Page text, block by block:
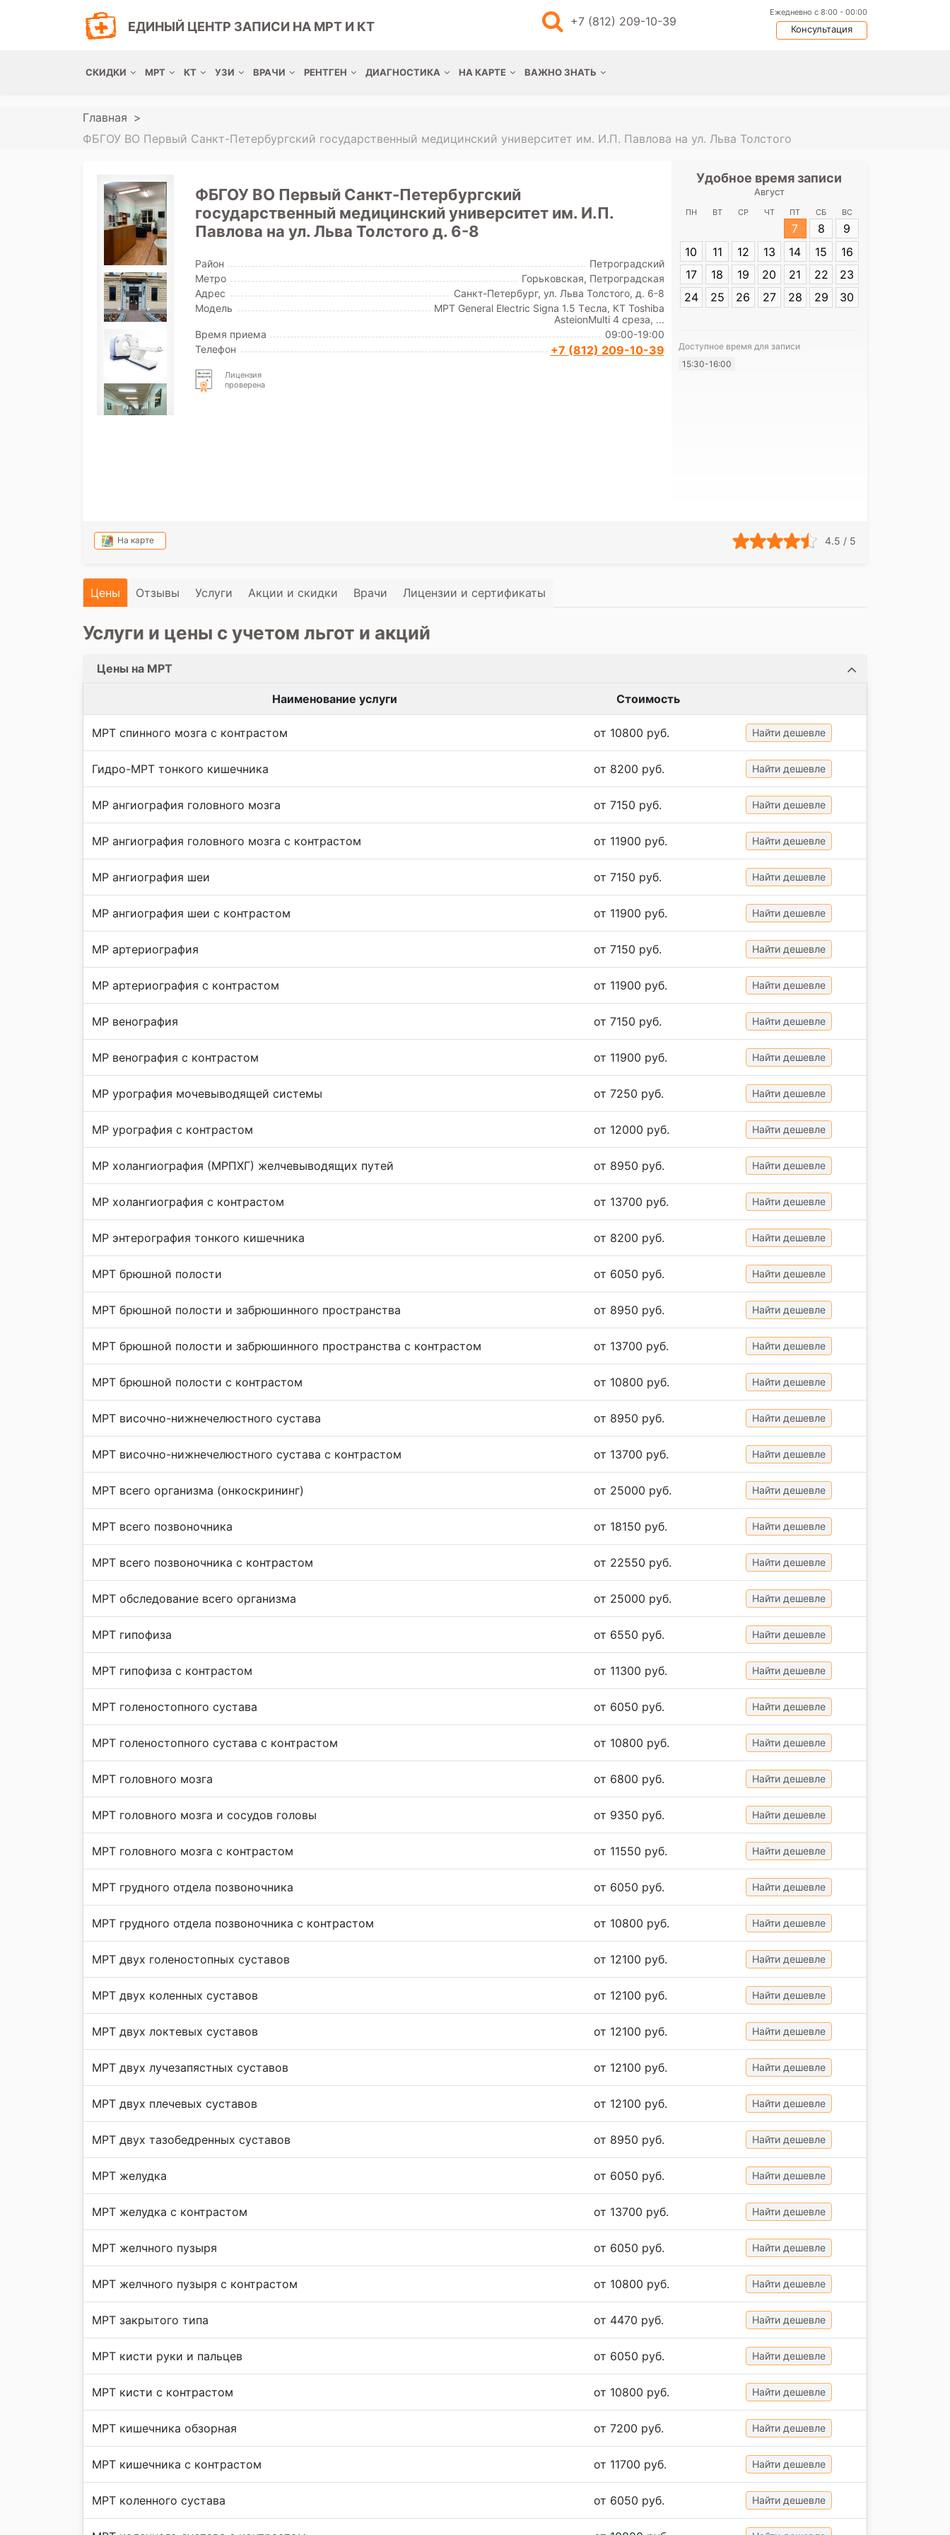
ЕДИНЫЙ ЦЕНТР ЗАПИСИ НА МРТ И КТ +7 (812) 209-10-39
Ежедневно с 8:00 - 00:00
Консультация
СКИДКИ МРТ КТ УЗИ ВРАЧИ РЕНТГЕН ДИАГНОСТИКА НА КАРТЕ ВАЖНО ЗНАТЬ
Главная
ФБГОУ ВО Первый Санкт-Петербургский государственный медицинский университет им. И.П. Павлова на ул. Льва Толстого
ФБГОУ ВО Первый Санкт-Петербургский
государственный медицинский университет им. И.П.
Павлова на ул. Льва Толстого д. 6-8
Район
Петроградский
Метро
Горьковская, Петроградская
Адрес
Санкт-Петербург, ул. Льва Толстого, д. 6-8
Модель
МРТ General Electric Signa 1.5 Tесла, КТ Toshiba
AsteionMulti 4 среза, ...
Время приема
09:00-19:00
Телефон
+7 (812) 209-10-39
Лицензия
проверена
Удобное время записи
Август
ПН ВТ СР ЧТ ПТ СБ ВС
7 8
9
10
11 12 13 14 15
16
17
18 19 20 21 22
23
24
25 26 27 28 29 30
Доступное время для записи
15:30-16:00
На карте 4.5 / 5
Цены Отзывы Услуги Акции и скидки Врачи Лицензии и сертификаты
Услуги и цены с учетом льгот и акций
Цены на МРТ
Наименование услуги Стоимость
МРТ спинного мозга с контрастом от 10800 руб. Найти дешевле
Гидро-МРТ тонкого кишечника от 8200 руб. Найти дешевле
МР ангиография головного мозга от 7150 руб. Найти дешевле
МР ангиография головного мозга с контрастом от 11900 руб. Найти дешевле
МР ангиография шеи от 7150 руб. Найти дешевле
МР ангиография шеи с контрастом от 11900 руб. Найти дешевле
МР артериография от 7150 руб. Найти дешевле
МР артериография с контрастом от 11900 руб. Найти дешевле
МР венография от 7150 руб. Найти дешевле
МР венография с контрастом от 11900 руб. Найти дешевле
МР урография мочевыводящей системы от 7250 руб. Найти дешевле
МР урография с контрастом от 12000 руб. Найти дешевле
МР холангиография (МРПХГ) желчевыводящих путей от 8950 руб. Найти дешевле
МР холангиография с контрастом от 13700 руб. Найти дешевле
МР энтерография тонкого кишечника от 8200 руб. Найти дешевле
МРТ брюшной полости от 6050 руб. Найти дешевле
МРТ брюшной полости и забрюшинного пространства от 8950 руб. Найти дешевле
МРТ брюшной полости и забрюшинного пространства с контрастом от 13700 руб. Найти дешевле
МРТ брюшной полости с контрастом от 10800 руб. Найти дешевле
МРТ височно-нижнечелюстного сустава от 8950 руб. Найти дешевле
МРТ височно-нижнечелюстного сустава с контрастом от 13700 руб. Найти дешевле
МРТ всего организма (онкоскрининг) от 25000 руб. Найти дешевле
МРТ всего позвоночника от 18150 руб. Найти дешевле
МРТ всего позвоночника с контрастом от 22550 руб. Найти дешевле
МРТ обследование всего организма от 25000 руб. Найти дешевле
МРТ гипофиза от 6550 руб. Найти дешевле
МРТ гипофиза с контрастом от 11300 руб. Найти дешевле
МРТ голеностопного сустава от 6050 руб. Найти дешевле
МРТ голеностопного сустава с контрастом от 10800 руб. Найти дешевле
МРТ головного мозга от 6800 руб. Найти дешевле
МРТ головного мозга и сосудов головы от 9350 руб. Найти дешевле
МРТ головного мозга с контрастом от 11550 руб. Найти дешевле
МРТ грудного отдела позвоночника от 6050 руб. Найти дешевле
МРТ грудного отдела позвоночника с контрастом от 10800 руб. Найти дешевле
МРТ двух голеностопных суставов от 12100 руб. Найти дешевле
МРТ двух коленных суставов от 12100 руб. Найти дешевле
МРТ двух локтевых суставов от 12100 руб. Найти дешевле
МРТ двух лучезапястных суставов от 12100 руб. Найти дешевле
МРТ двух плечевых суставов от 12100 руб. Найти дешевле
МРТ двух тазобедренных суставов от 8950 руб. Найти дешевле
МРТ желудка от 6050 руб. Найти дешевле
МРТ желудка с контрастом от 13700 руб. Найти дешевле
МРТ желчного пузыря от 6050 руб. Найти дешевле
МРТ желчного пузыря с контрастом от 10800 руб. Найти дешевле
МРТ закрытого типа от 4470 руб. Найти дешевле
МРТ кисти руки и пальцев от 6050 руб. Найти дешевле
МРТ кисти с контрастом от 10800 руб. Найти дешевле
МРТ кишечника обзорная от 7200 руб. Найти дешевле
МРТ кишечника с контрастом от 11700 руб. Найти дешевле
МРТ коленного сустава от 6050 руб. Найти дешевле